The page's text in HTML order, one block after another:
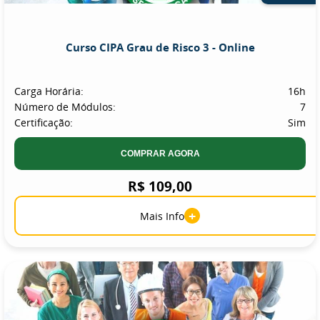
Curso CIPA Grau de Risco 3 - Online
Carga Horária:
16h
Número de Módulos:
7
Certificação:
Sim
COMPRAR AGORA
R$ 109,00
Mais Info +